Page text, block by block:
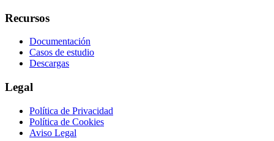
Recursos
Documentación
Casos de estudio
Descargas
Legal
Política de Privacidad
Política de Cookies
Aviso Legal